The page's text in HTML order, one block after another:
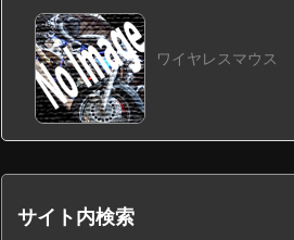
ワイヤレスマウス
サイト内検索